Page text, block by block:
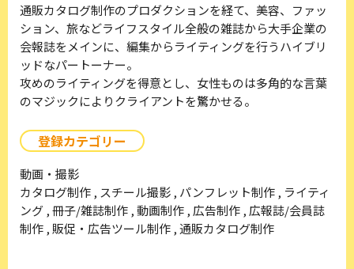
通販カタログ制作のプロダクションを経て、美容、ファッ
ション、旅などライフスタイル全般の雑誌から大手企業の
会報誌をメインに、編集からライティングを行うハイブリ
ッドなパートーナー。
攻めのライティングを得意とし、女性ものは多角的な言葉
のマジックによりクライアントを驚かせる。
登録カテゴリー
動画・撮影
カタログ制作 , スチール撮影 , パンフレット制作 , ライティ
ング , 冊子/雑誌制作 , 動画制作 , 広告制作 , 広報誌/会員誌
制作 , 販促・広告ツール制作 , 通販カタログ制作